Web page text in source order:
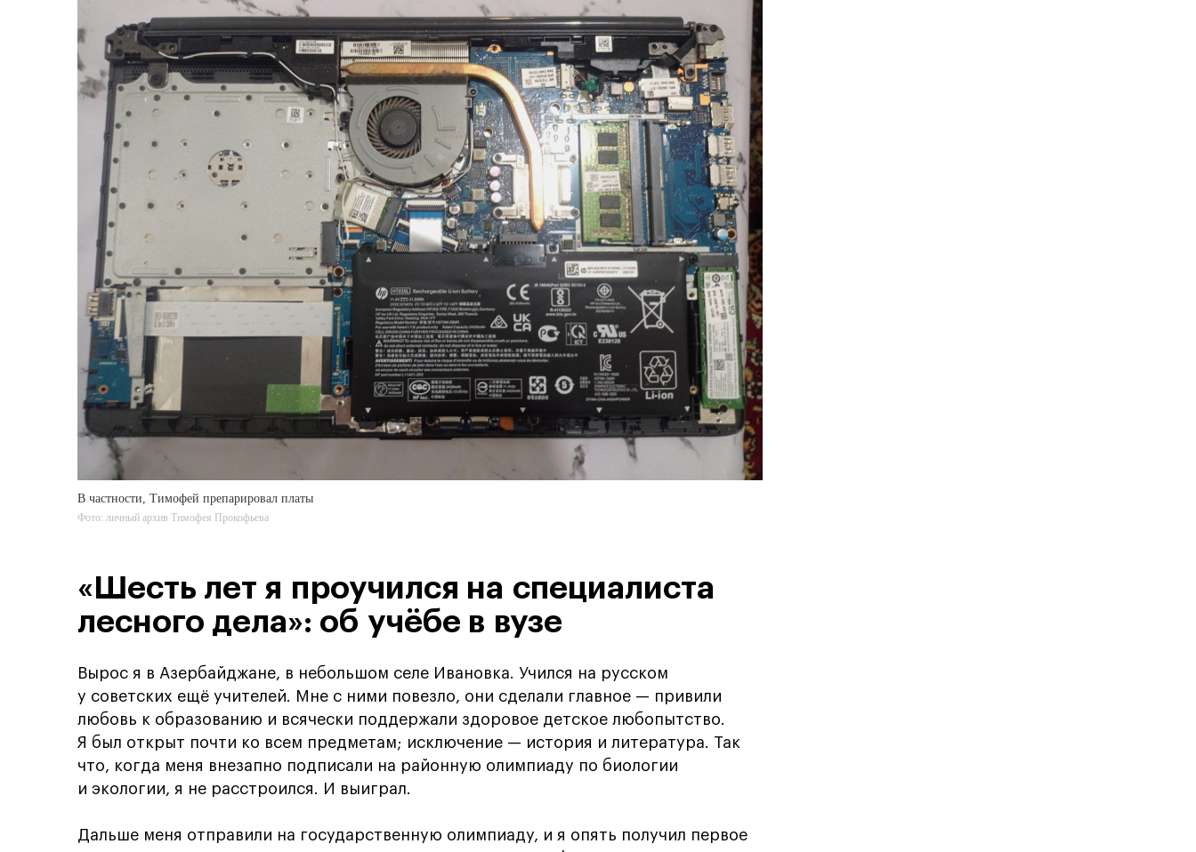
В частности, Тимофей препарировал платы
Фото: личный архив Тимофея Прокофьева
«Шесть лет я проучился на специалиста
лесного дела»: об учёбе в вузе
Вырос я в Азербайджане, в небольшом селе Ивановка. Учился на русском
у советских ещё учителей. Мне с ними повезло, они сделали главное — привили
любовь к образованию и всячески поддержали здоровое детское любопытство.
Я был открыт почти ко всем предметам; исключение — история и литература. Так
что, когда меня внезапно подписали на районную олимпиаду по биологии
и экологии, я не расстроился. И выиграл.
Дальше меня отправили на государственную олимпиаду, и я опять получил первое